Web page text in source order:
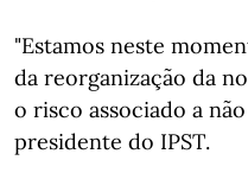
"Estamos neste
da reorganização da
o risco associado a
presidente do IPST.